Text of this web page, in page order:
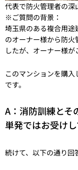
代表で防火管理者の深
※ご質問の背景：
埼玉県のある複合用途
のオーナー様から防
したが、オーナー様が
このマンションを購
です。
A：消防訓練とそ
単発ではお受けし
続けて、以下の通り回